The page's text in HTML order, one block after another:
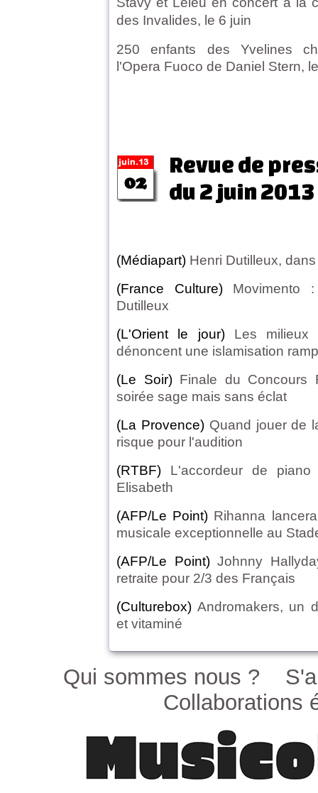
des Invalides, le 6 juin
250 enfants des Yvelines
l'Opera Fuoco de Daniel Stern,
Revue de
du 2 juin 2013
(Médiapart) Henri Dutilleux,
(France Culture) Movimento
Dutilleux
(L'Orient le jour) Les milieux
dénoncent une islamisation
(Le Soir) Finale du Concours
soirée sage mais sans éclat
(La Provence) Quand jouer de
risque pour l'audition
(RTBF) L'accordeur de
Elisabeth
(AFP/Le Point) Rihanna
musicale exceptionnelle au
(AFP/Le Point)Johnny
retraite pour 2/3 des Français
(Culturebox) Andromakers, un
et vitaminé
Qui sommes nous ?
Collaborations